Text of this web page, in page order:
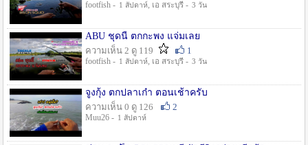
footfish - 1 สัปดาห์, เอ สระบุรี - 3 วัน
ABU ชุดนี้ ตกกะพง แจ่มเลย
ความเห็น 2 ดู 119
1
footfish - 1 สัปดาห์, เอ สระบุรี - 3 วัน
จูงกุ้ง ตกปลาเก๋า ตอนเช้าครับ
ความเห็น 0 ดู 126
2
Muu26 - 1 สัปดาห์